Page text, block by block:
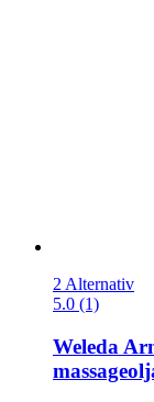
2 Alternativ
5.0 (1)
Weleda